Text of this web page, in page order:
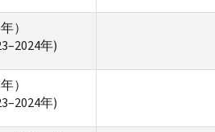
）
年)
）
年)